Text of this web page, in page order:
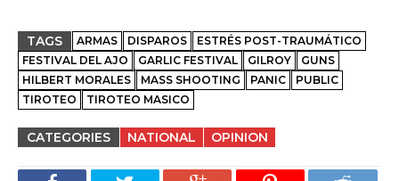
TAGS ARMAS DISPAROS
ESTRÉS POST-TRAUMÁTICO
FESTIVAL DEL AJO
GARLIC FESTIVAL GILROY
GUNS
HILBERT MORALES
MASS SHOOTING PANIC
PUBLIC
TIROTEO
TIROTEO MASICO
CATEGORIES NATIONAL OPINION